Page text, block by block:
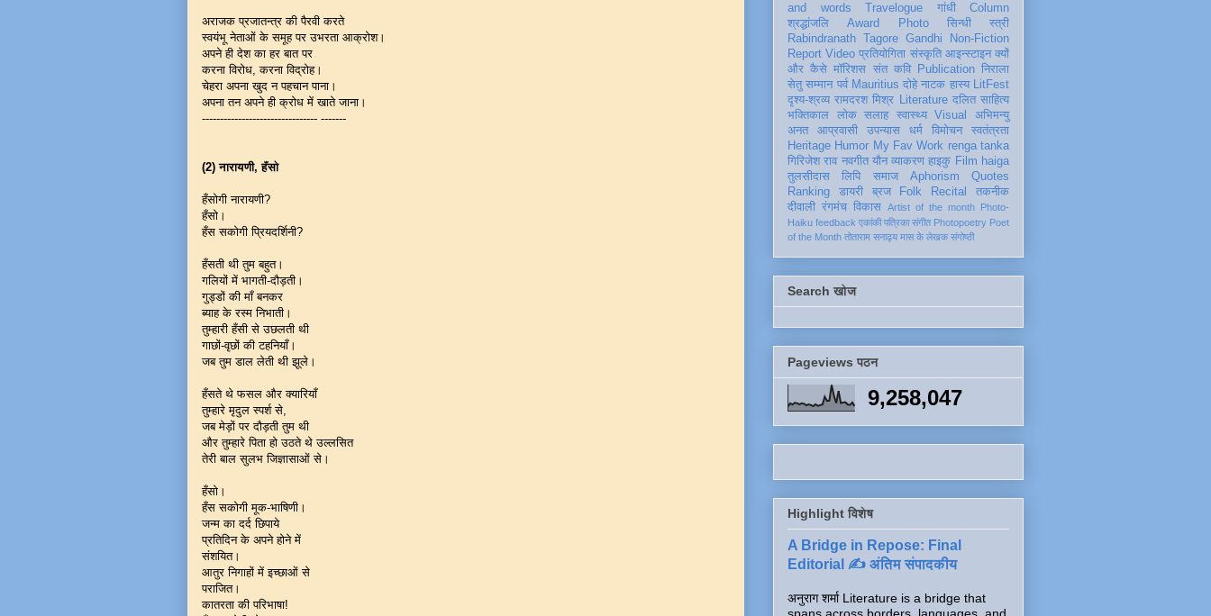
अराजक प्रजातन्त्र की पैरवी करते
स्वयंभू नेताओं के समूह पर उभरता आक्रोश।
अपने ही देश का हर बात पर
करना विरोध, करना विद्रोह।
चेहरा अपना खुद न पहचान पाना।
अपना तन अपने ही क्रोध में खाते जाना।
-------------------------------- -------
(2) नारायणी, हँसो
हँसोगी नारायणी?
हँसो।
हँस सकोगी प्रियदर्शिनी?
हँसती थी तुम बहुत।
गलियों में भागती-दौड़ती।
गुड्डों की माँ बनकर
ब्याह के रस्म निभाती।
तुम्हारी हँसी से उछलती थी
गाछों-वृछों की टहनियाँ।
जब तुम डाल लेती थी झूले।
हँसते थे फसल और क्यारियाँ
तुम्हारे मृदुल स्पर्श से,
जब मेड़ों पर दौड़ती तुम थी
और तुम्हारे पिता हो उठते थे उल्लसित
तेरी बाल सुलभ जिज्ञासाओं से।
हँसो।
हँस सकोगी मूक-भाषिणी।
जन्म का दर्द छिपाये
प्रतिदिन के अपने होने में
संशयित।
आतुर निगाहों में इच्छाओं से
पराजित।
कातरता की परिभाषा!
and words
Travelogue गांधी
Column
श्रद्धांजलि
Award Photo सिन्धी
स्त्री
Rabindranath Tagore Gandhi
Non-Fiction
Report Video प्रतियोगिता संस्कृति आइन्स्टाइन क्यों
और कैसे मॉरिशस संत कवि Publication निराला
सेतु सम्मान पर्व Mauritius दोहे नाटक हास्य LitFest
दृश्य-श्रव्य रामदरश मिश्र Literature दलित साहित्य
भक्तिकाल
लोक सलाह स्वास्थ्य Visual
अभिमन्यु
अनत
आप्रवासी उपन्यास धर्म विमोचन
स्वतंत्रता
Heritage Humor My Fav Work renga tanka
गिरिजेश राव नवगीत यौन व्याकरण हाइकु Film haiga
तुलसीदास
लिपि समाज Aphorism
Quotes
Ranking
डायरी ब्रज Folk Recital
तकनीक
दीवाली रंगमंच विकास Artist of the month Photo-
Haiku feedback एकांकी पत्रिका संगीत Photopoetry Poet
of the Month तोताराम सनाढ्य मास के लेखक संगोष्ठी
Search खोज
Pageviews पठन
9,258,047
Highlight विशेष
A Bridge in Repose: Final
Editorial ✍️ अंतिम संपादकीय
अनुराग शर्मा Literature is a bridge that